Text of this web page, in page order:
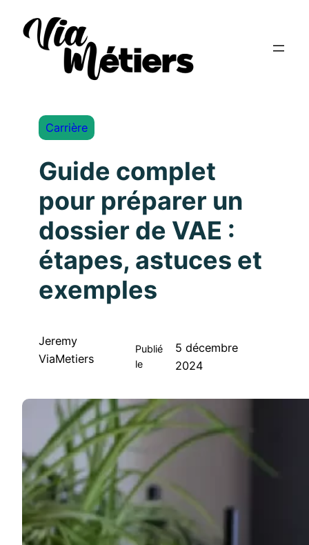
Carrière
Guide complet
pour préparer un
dossier de VAE :
étapes, astuces et
exemples
Jeremy
ViaMetiers
Publié
le
5 décembre
2024